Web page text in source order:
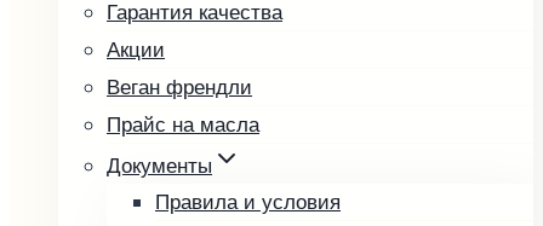
Редечное
Рыжиковое
Тыквенное
Фундучное
Чиа
Чёрный тмин
Гарантия качества
Акции
Веган френдли
Прайс на масла
Документы
Правила и условия